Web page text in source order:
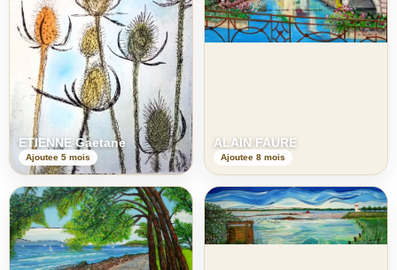
ETIENNE Gaetane
Ajoutee 5 mois
ALAIN FAURE
Ajoutee 8 mois